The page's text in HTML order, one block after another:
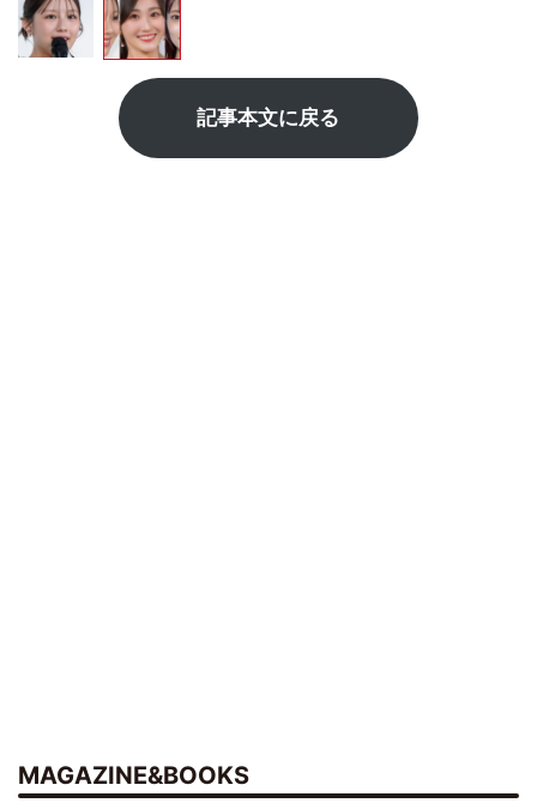
記事本文に戻る
MAGAZINE&BOOKS